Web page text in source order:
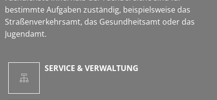
bestimmte Aufgaben zuständig, beispielsweise das
Straßenverkehrsamt, das Gesundheitsamt oder das
Jugendamt.
SERVICE & VERWALTUNG